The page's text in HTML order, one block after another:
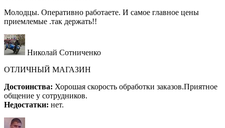
Молодцы. Оперативно работаете. И самое главное цены
приемлемые .так держать!!
Николай Сотниченко
ОТЛИЧНЫЙ МАГАЗИН
Достоинства: Хорошая скорость обработки заказов.Приятное
общение у сотрудников.
Недостатки: нет.